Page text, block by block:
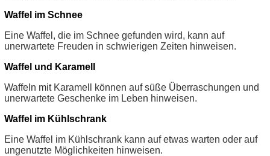
Waffel im Schnee
Eine Waffel, die im Schnee gefunden wird, kann auf
unerwartete Freuden in schwierigen Zeiten hinweisen.
Waffel und Karamell
Waffeln mit Karamell können auf süße Überraschungen und
unerwartete Geschenke im Leben hinweisen.
Waffel im Kühlschrank
Eine Waffel im Kühlschrank kann auf etwas warten oder auf
ungenutzte Möglichkeiten hinweisen.